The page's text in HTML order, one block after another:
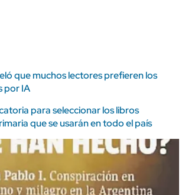
que muchos lectores prefieren los
por IA
para seleccionar los libros
que se usarán en todo el país